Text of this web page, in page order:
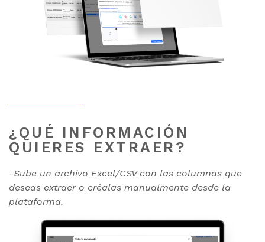
¿QUÉ INFORMACIÓN
QUIERES EXTRAER?
-Sube un archivo Excel/CSV con las columnas que
deseas extraer o créalas manualmente desde la
plataforma.